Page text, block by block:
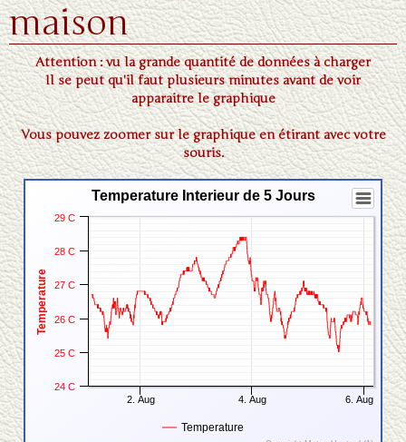
Partenaires▼
maison
Attention : vu la grande quantité de données à charger
Il se peut qu'il faut plusieurs minutes avant de voir
apparaitre le graphique
Vous pouvez zoomer sur le graphique en étirant avec votre
souris.